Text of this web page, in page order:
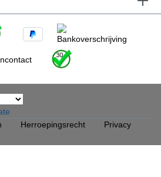
Herroepingsrecht Privacy